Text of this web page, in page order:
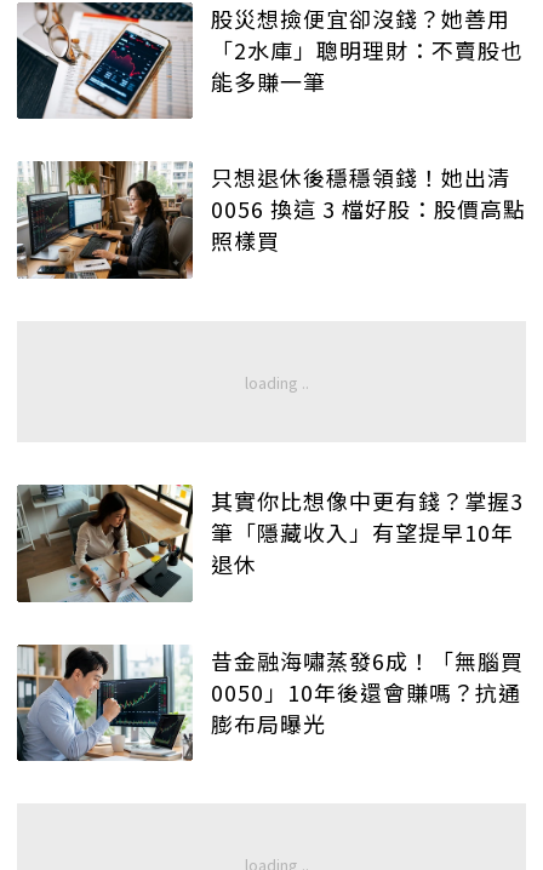
股災想撿便宜卻沒錢？她善用
「2水庫」聰明理財：不賣股也
能多賺一筆
只想退休後穩穩領錢！她出清
0056 換這 3 檔好股：股價高點
照樣買
其實你比想像中更有錢？掌握3
筆「隱藏收入」有望提早10年
退休
昔金融海嘯蒸發6成！「無腦買
0050」10年後還會賺嗎？抗通
膨布局曝光